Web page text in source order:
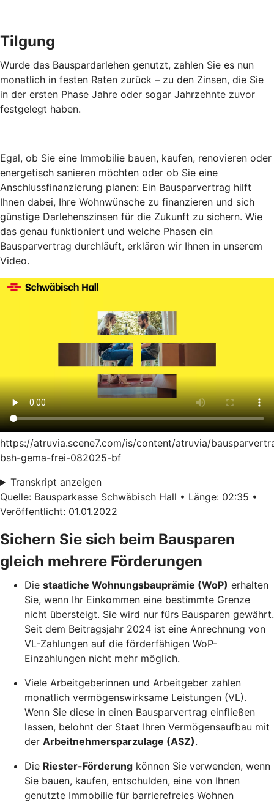
Tilgung
Wurde das Bauspardarlehen genutzt, zahlen Sie es nun
monatlich in festen Raten zurück – zu den Zinsen, die Sie
in der ersten Phase Jahre oder sogar Jahrzehnte zuvor
festgelegt haben.
Egal, ob Sie eine Immobilie bauen, kaufen, renovieren oder
energetisch sanieren möchten oder ob Sie eine
Anschlussfinanzierung planen: Ein Bausparvertrag hilft
Ihnen dabei, Ihre Wohnwünsche zu finanzieren und sich
günstige Darlehenszinsen für die Zukunft zu sichern. Wie
das genau funktioniert und welche Phasen ein
Bausparvertrag durchläuft, erklären wir Ihnen in unserem
Video.
https://atruvia.scene7.com/is/content/atruvia/
bsh-gema-frei-082025-bf
Transkript anzeigen
Quelle: Bausparkasse Schwäbisch Hall • Länge: 02:35 •
Veröffentlicht: 01.01.2022
Sichern Sie sich beim Bausparen
gleich mehrere Förderungen
Die staatliche Wohnungsbauprämie (WoP) erhalten
Sie, wenn Ihr Einkommen eine bestimmte Grenze
nicht übersteigt. Sie wird nur fürs Bausparen gewährt.
Seit dem Beitragsjahr 2024 ist eine Anrechnung von
VL-Zahlungen auf die förderfähigen WoP-
Einzahlungen nicht mehr möglich.
Viele Arbeitgeberinnen und Arbeitgeber zahlen
monatlich vermögenswirksame Leistungen (VL).
Wenn Sie diese in einen Bausparvertrag einfließen
lassen, belohnt der Staat Ihren Vermögensaufbau mit
der Arbeitnehmersparzulage (ASZ).
Die Riester-Förderung können Sie verwenden, wenn
Sie bauen, kaufen, entschulden, eine von Ihnen
genutzte Immobilie für barrierefreies Wohnen